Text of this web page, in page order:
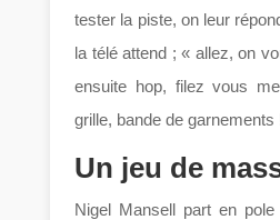
tester la piste, on leur
la télé attend ; « allez, on
ensuite hop, filez vous
grille, bande de garnements
Un jeu de
Nigel Mansell part en